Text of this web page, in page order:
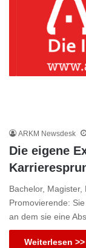
ARKM Newsdesk
Die eigene
Bachelor,
Promovierende:
an dem sie eine
Weiterlesen >>